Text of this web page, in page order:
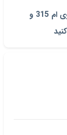
برای دیدن پیشنهادهای ویژه لوازم یدکی ام وی ام 315 و